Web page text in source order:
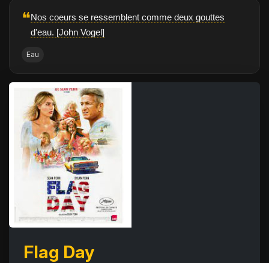
❝Nos coeurs se ressemblent comme deux gouttes
d'eau. [John Vogel]
Eau
Flag Day